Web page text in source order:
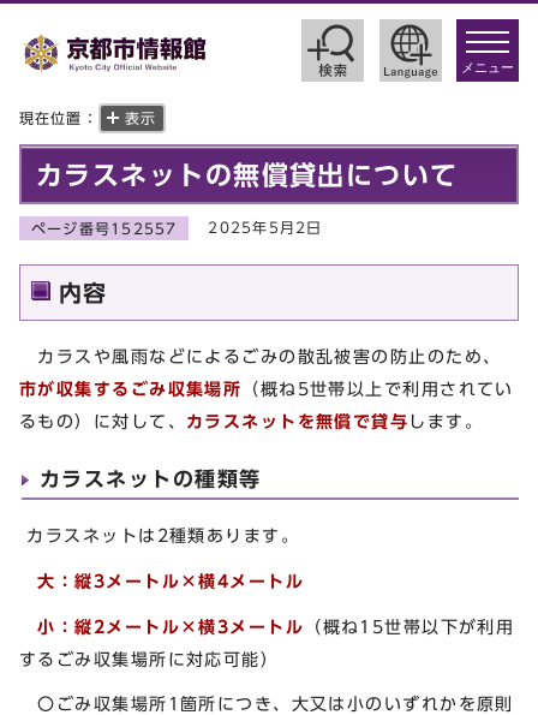
toggle
メニュー
現在位置： 表示
カラスネットの無償貸出について
ページ番号152557 2025年5月2日
内容
カラスや風雨などによるごみの散乱被害の防止のため、
市が収集するごみ収集場所 （概ね5世帯以上で利用されてい
るもの）に対して、 カラスネットを無償で貸与 します。
カラスネットの種類等
カラスネットは2種類あります。
大：縦3メートル×横4メートル
小：縦2メートル×横3メートル （概ね15世帯以下が利用
するごみ収集場所に対応可能）
〇ごみ収集場所1箇所につき、大又は小のいずれかを原則